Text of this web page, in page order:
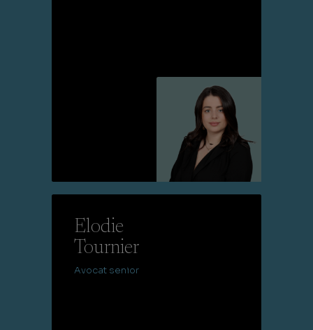
Elodie
Tournier
Avocat senior